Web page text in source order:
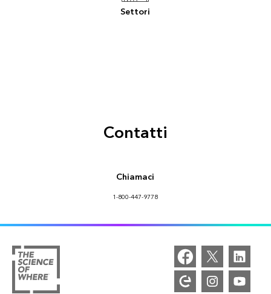
Settori
Contatti
Chiamaci
1-800-447-9778